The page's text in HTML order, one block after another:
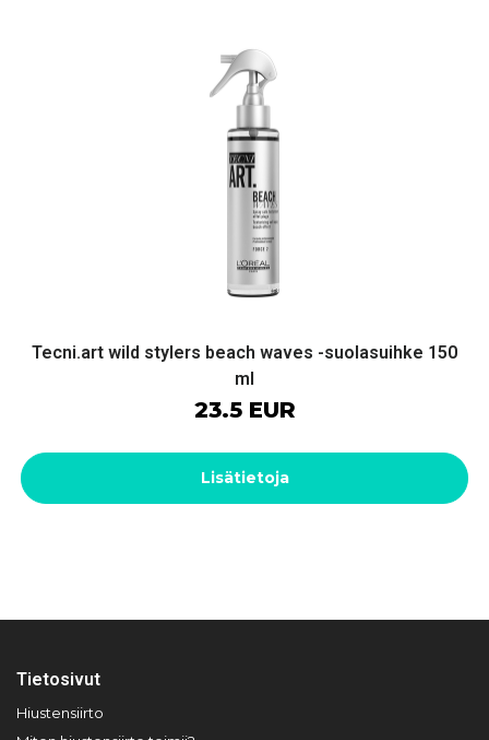
Tecni.art wild stylers beach waves -suolasuihke 150
ml
23.5 EUR
Lisätietoja
Tietosivut
Hiustensiirto